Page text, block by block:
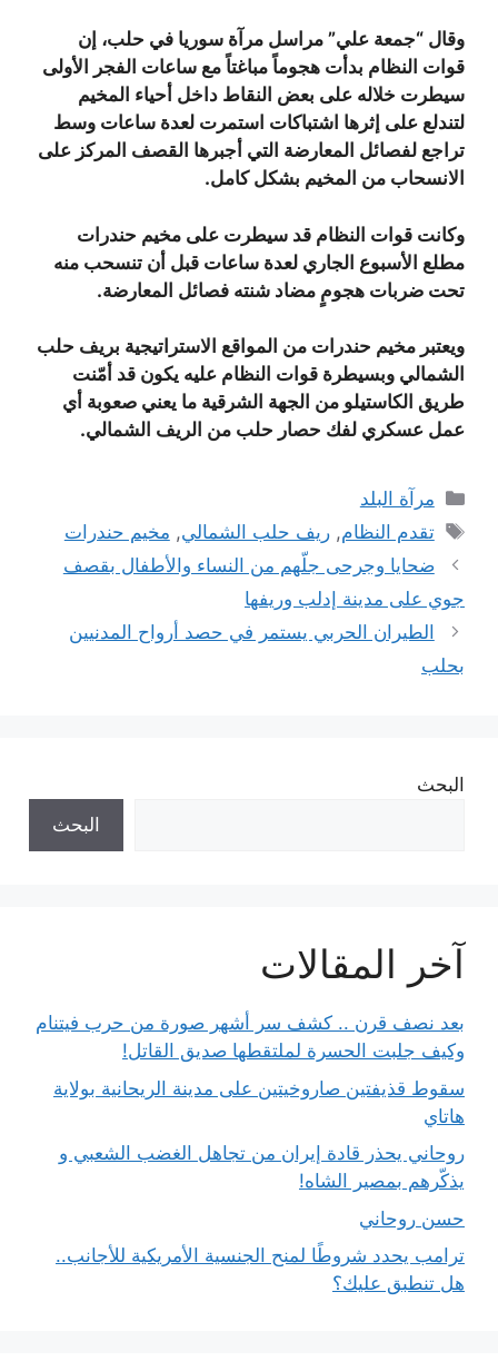
وقال “جمعة علي” مراسل مرآة سوريا في حلب، إن
قوات النظام بدأت هجوماً مباغتاً مع ساعات الفجر الأولى
سيطرت خلاله على بعض النقاط داخل أحياء المخيم
لتندلع على إثرها اشتباكات استمرت لعدة ساعات وسط
تراجع لفصائل المعارضة التي أجبرها القصف المركز على
الانسحاب من المخيم بشكل كامل.
وكانت قوات النظام قد سيطرت على مخيم حندرات
مطلع الأسبوع الجاري لعدة ساعات قبل أن تنسحب منه
تحت ضربات هجومٍ مضاد شنته فصائل المعارضة.
ويعتبر مخيم حندرات من المواقع الاستراتيجية بريف حلب
الشمالي وبسيطرة قوات النظام عليه يكون قد أمّنت
طريق الكاستيلو من الجهة الشرقية ما يعني صعوبة أي
عمل عسكري لفك حصار حلب من الريف الشمالي.
التصنيفات
مرآة البلد
الوسوم
تقدم النظام,ريف حلب الشمالي, مخيم حندرات
ضحايا وجرحى جلّهم من النساء والأطفال بقصف
جوي على مدينة إدلب وريفها
الطيران الحربي يستمر في حصد أرواح المدنيين
بحلب
البحث
البحث
آخر المقالات
بعد نصف قرن .. كشف سر أشهر صورة من حرب فيتنام
وكيف جلبت الحسرة لملتقطها صديق القاتل!
سقوط قذيفتين صاروخيتين على مدينة الريحانية بولاية
هاتاي
روحاني يحذر قادة إيران من تجاهل الغضب الشعبي و
يذكّرهم بمصير الشاه!
حسن روحاني
ترامب يحدد شروطًا لمنح الجنسية الأمريكية للأجانب..
هل تنطبق عليك؟